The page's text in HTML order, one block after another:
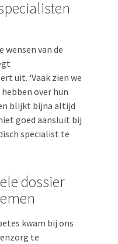
wensen van de
uit. ‘Vaak zien we
over hun
blijkt bijna altijd
goed aansluit bij
specialist te
dossier
kwam bij ons
te